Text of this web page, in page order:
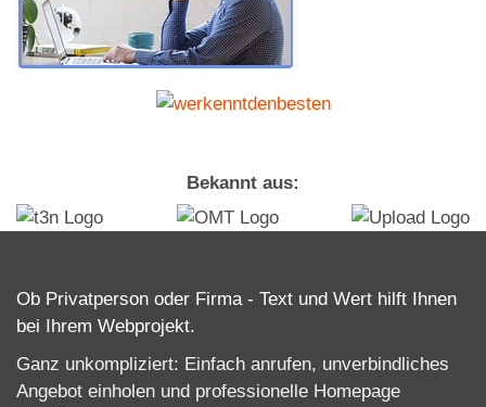
Bekannt aus:
Ob Privatperson oder Firma - Text und Wert hilft Ihnen
bei Ihrem Webprojekt.
Ganz unkompliziert: Einfach anrufen, unverbindliches
Angebot einholen und professionelle Homepage